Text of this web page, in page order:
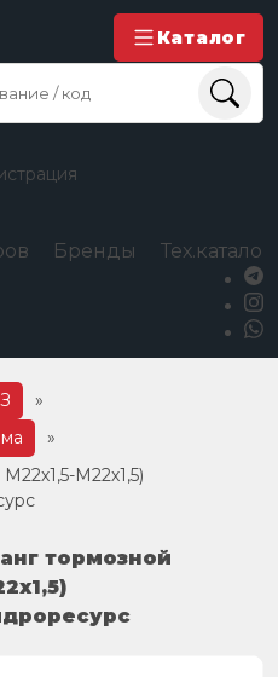
Каталог
Бренды
»
»
М22х1,5)
тормозной